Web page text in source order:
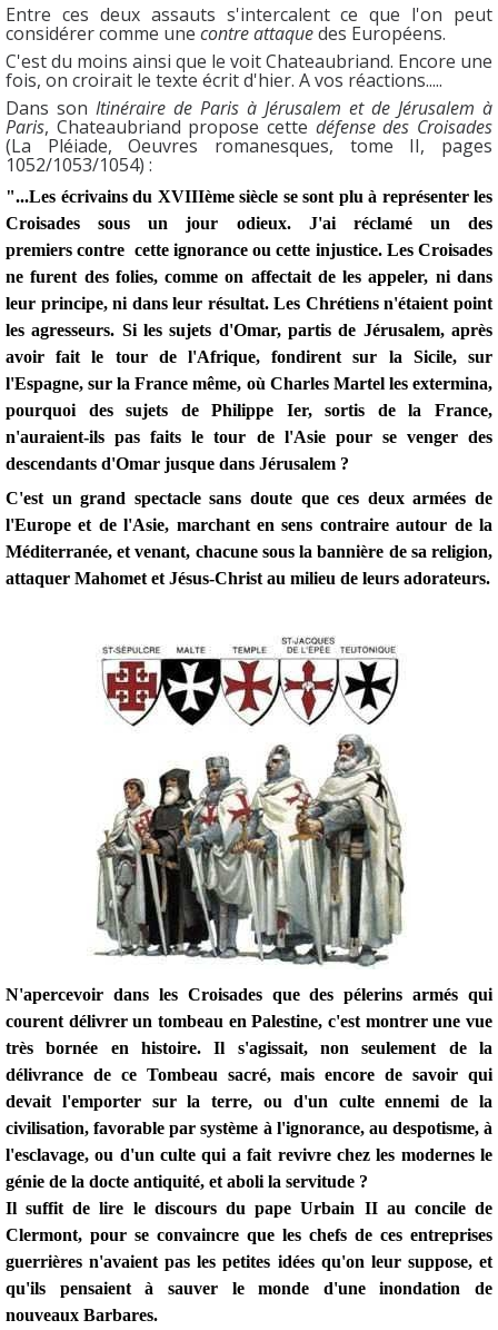
Entre ces deux assauts s'intercalent ce que l'on peut
considérer comme une contre attaquedes Européens.
C'est du moins ainsi que le voit Chateaubriand. Encore une
fois, on croirait le texte écrit d'hier. A vos réactions.....
Dans son Itinéraire de Paris à Jérusalem et de Jérusalem à
Paris, Chateaubriand propose cette défense des Croisades
(La Pléiade, Oeuvres romanesques, tome II, pages
1052/1053/1054) :
"...Les écrivains du XVIIIème siècle se sont plu à représenter les
Croisades sous un jour odieux. J'ai réclamé un des
premiers contre cette ignorance ou cette injustice. Les Croisades
ne furent des folies, comme on affectait de les appeler, ni dans
leur principe, ni dans leur résultat. Les Chrétiens n'étaient point
les agresseurs. Si les sujets d'Omar, partis de Jérusalem, après
avoir fait le tour de l'Afrique, fondirent sur la Sicile, sur
l'Espagne, sur la France même, où Charles Martel les extermina,
pourquoi des sujets de Philippe Ier, sortis de la France,
n'auraient-ils pas faits le tour de l'Asie pour se venger des
descendants d'Omar jusque dans Jérusalem ?
C'est un grand spectacle sans doute que ces deux armées de
l'Europe et de l'Asie, marchant en sens contraire autour de la
Méditerranée, et venant, chacune sous la bannière de sa religion,
attaquer Mahomet et Jésus-Christ au milieu de leurs adorateurs.
N'apercevoir dans les Croisades que des pélerins armés qui
courent délivrer un tombeau en Palestine, c'est montrer une vue
très bornée en histoire. Il s'agissait, non seulement de la
délivrance de ce Tombeau sacré, mais encore de savoir qui
devait l'emporter sur la terre, ou d'un culte ennemi de la
civilisation, favorable par système à l'ignorance, au despotisme, à
l'esclavage, ou d'un culte qui a fait revivre chez les modernes le
génie de la docte antiquité, et aboli la servitude ?
Il suffit de lire le discours du pape Urbain II au concile de
Clermont, pour se convaincre que les chefs de ces entreprises
guerrières n'avaient pas les petites idées qu'on leur suppose, et
qu'ils pensaient à sauver le monde d'une inondation de
nouveaux Barbares.